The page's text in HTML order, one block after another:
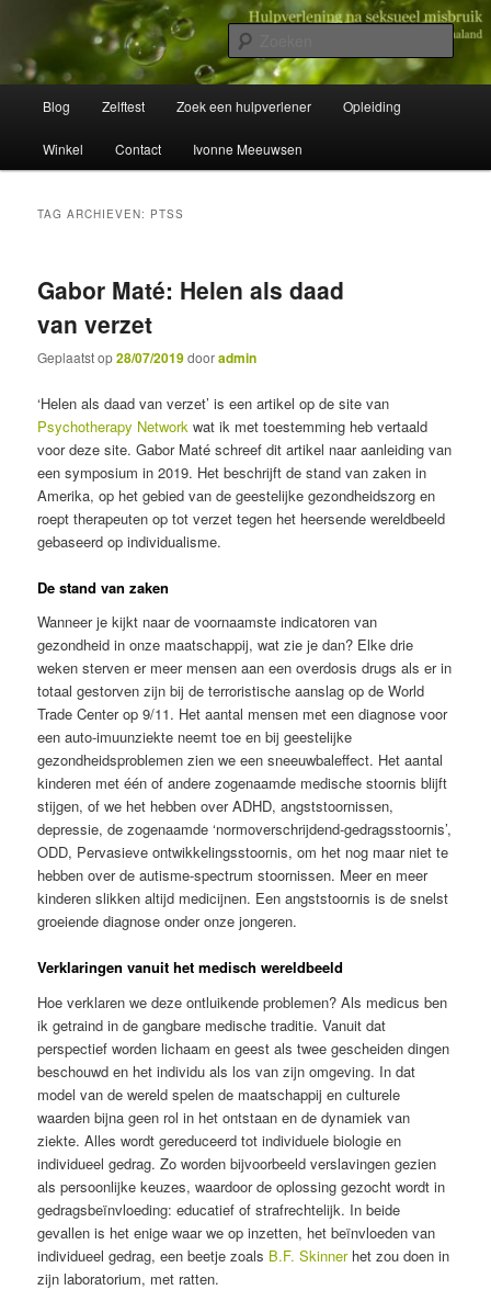
primaire
secundaireHulpverlening na seksueel misbruik
Wegwijzer in Traumaland
Blog Zelftest Zoek een hulpverlener Opleiding
Winkel Contact Ivonne Meeuwsen
TAG ARCHIEVEN: PTSS
Gabor Maté: Helen als daad
van verzet
Geplaatst op28/07/2019dooradmin
‘Helen als daad van verzet’ is een artikel op de site van
Psychotherapy Network wat ik met toestemming heb vertaald
voor deze site. Gabor Maté schreef dit artikel naar aanleiding van
een symposium in 2019. Het beschrijft de stand van zaken in
Amerika, op het gebied van de geestelijke gezondheidszorg en
roept therapeuten op tot verzet tegen het heersende wereldbeeld
gebaseerd op individualisme.
De stand van zaken
Wanneer je kijkt naar de voornaamste indicatoren van
gezondheid in onze maatschappij, wat zie je dan? Elke drie
weken sterven er meer mensen aan een overdosis drugs als er in
totaal gestorven zijn bij de terroristische aanslag op de World
Trade Center op 9/11. Het aantal mensen met een diagnose voor
een auto-imuunziekte neemt toe en bij geestelijke
gezondheidsproblemen zien we een sneeuwbaleffect. Het aantal
kinderen met één of andere zogenaamde medische stoornis blijft
stijgen, of we het hebben over ADHD, angststoornissen,
depressie, de zogenaamde ‘nor­mo­ver­schrij­dend-gedragsstoornis’,
ODD, Pervasieve ontwikkelingsstoornis, om het nog maar niet te
hebben over de autisme-spectrum stoornissen. Meer en meer
kinderen slikken altijd medicijnen. Een angststoornis is de snelst
groeiende diagnose onder onze jongeren.
Verklaringen vanuit het medisch wereldbeeld
Hoe verklaren we deze ontluikende problemen? Als medicus ben
ik getraind in de gangbare medische traditie. Vanuit dat
perspectief worden lichaam en geest als twee gescheiden dingen
beschouwd en het individu als los van zijn omgeving. In dat
model van de wereld spelen de maatschappij en culturele
waarden bijna geen rol in het ontstaan en de dynamiek van
ziekte. Alles wordt gereduceerd tot individuele biologie en
individueel gedrag. Zo worden bijvoorbeeld verslavingen gezien
als persoonlijke keuzes, waardoor de oplossing gezocht wordt in
gedragsbeïnvloeding: educatief of strafrechtelijk. In beide
gevallen is het enige waar we op inzetten, het beïnvloeden van
individueel gedrag, een beetje zoals B.F. Skinnerhet zou doen in
zijn laboratorium, met ratten.